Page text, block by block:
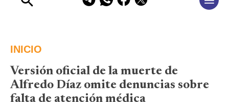
INICIO
Versión oficial de la muerte de
Alfredo Díaz omite denuncias sobre
falta de atención médica